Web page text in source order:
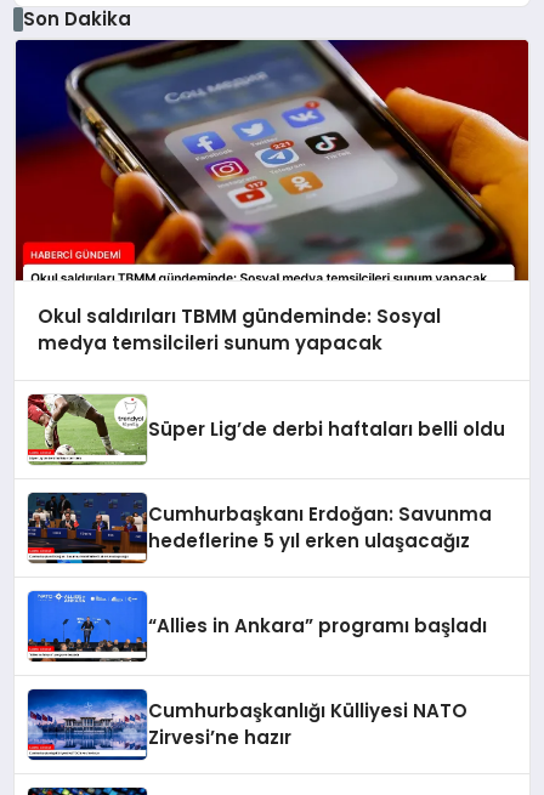
Son Dakika
Okul saldırıları TBMM gündeminde: Sosyal
medya temsilcileri sunum yapacak
Süper Lig’de derbi haftaları belli oldu
Cumhurbaşkanı Erdoğan: Savunma
hedeflerine 5 yıl erken ulaşacağız
“Allies in Ankara” programı başladı
Cumhurbaşkanlığı Külliyesi NATO
Zirvesi’ne hazır